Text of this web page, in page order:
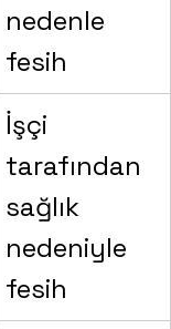
nedenle
fesih
İşçi
tarafından
sağlık
nedeniyle
fesih